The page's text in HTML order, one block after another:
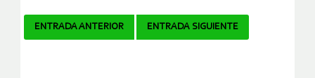
Navegador
ENTRADA ANTERIOR ENTRADA SIGUIENTE